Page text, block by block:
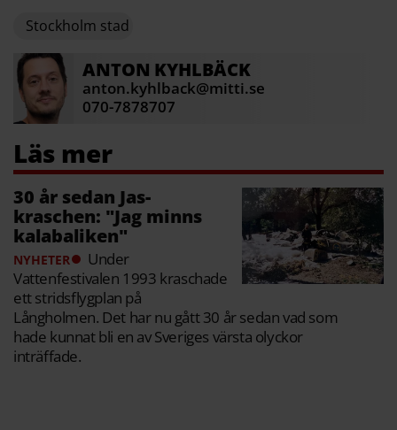
Stockholm stad
ANTON KYHLBÄCK
anton.kyhlback@mitti.se
070-7878707
30 år sedan Jas-
kraschen: "Jag minns
kalabaliken"
NYHETER
Under
Vattenfestivalen 1993 kraschade
ett stridsflygplan på
Långholmen. Det har nu gått 30 år sedan vad som
hade kunnat bli en av Sveriges värsta olyckor
inträffade.